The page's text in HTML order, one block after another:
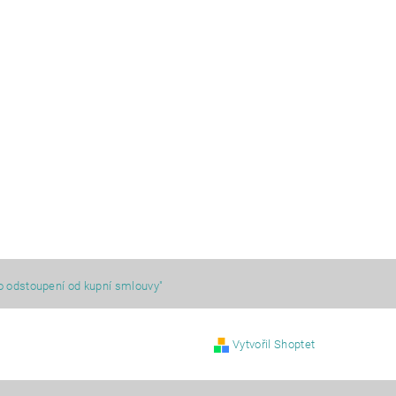
odstoupení od kupní smlouvy"
Vytvořil Shoptet